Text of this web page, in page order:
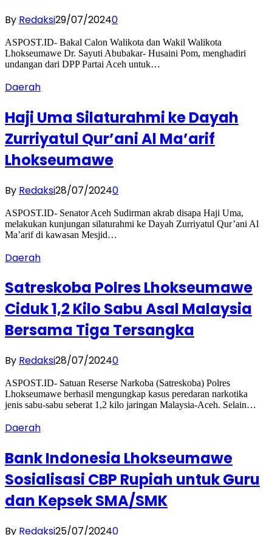
By Redaksi29/07/20240
ASPOST.ID- Bakal Calon Walikota dan Wakil Walikota
Lhokseumawe Dr. Sayuti Abubakar- Husaini Pom, menghadiri
undangan dari DPP Partai Aceh untuk…
Daerah
Haji Uma Silaturahmi ke Dayah
Zurriyatul Qur’ani Al Ma’arif
Lhokseumawe
By Redaksi28/07/20240
ASPOST.ID- Senator Aceh Sudirman akrab disapa Haji Uma,
melakukan kunjungan silaturahmi ke Dayah Zurriyatul Qur’ani Al
Ma’arif di kawasan Mesjid…
Daerah
Satreskoba Polres Lhokseumawe
Ciduk 1,2 Kilo Sabu Asal Malaysia
Bersama Tiga Tersangka
By Redaksi28/07/20240
ASPOST.ID- Satuan Reserse Narkoba (Satreskoba) Polres
Lhokseumawe berhasil mengungkap kasus peredaran narkotika
jenis sabu-sabu seberat 1,2 kilo jaringan Malaysia-Aceh. Selain…
Daerah
Bank Indonesia Lhokseumawe
Sosialisasi CBP Rupiah untuk Guru
dan Kepsek SMA/SMK
By Redaksi25/07/20240